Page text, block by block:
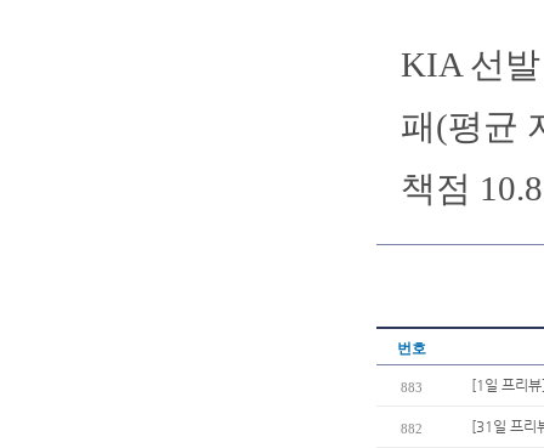
KIA 선
패(평균
책점
번호
883 [1일 프리
882 [31일 프리